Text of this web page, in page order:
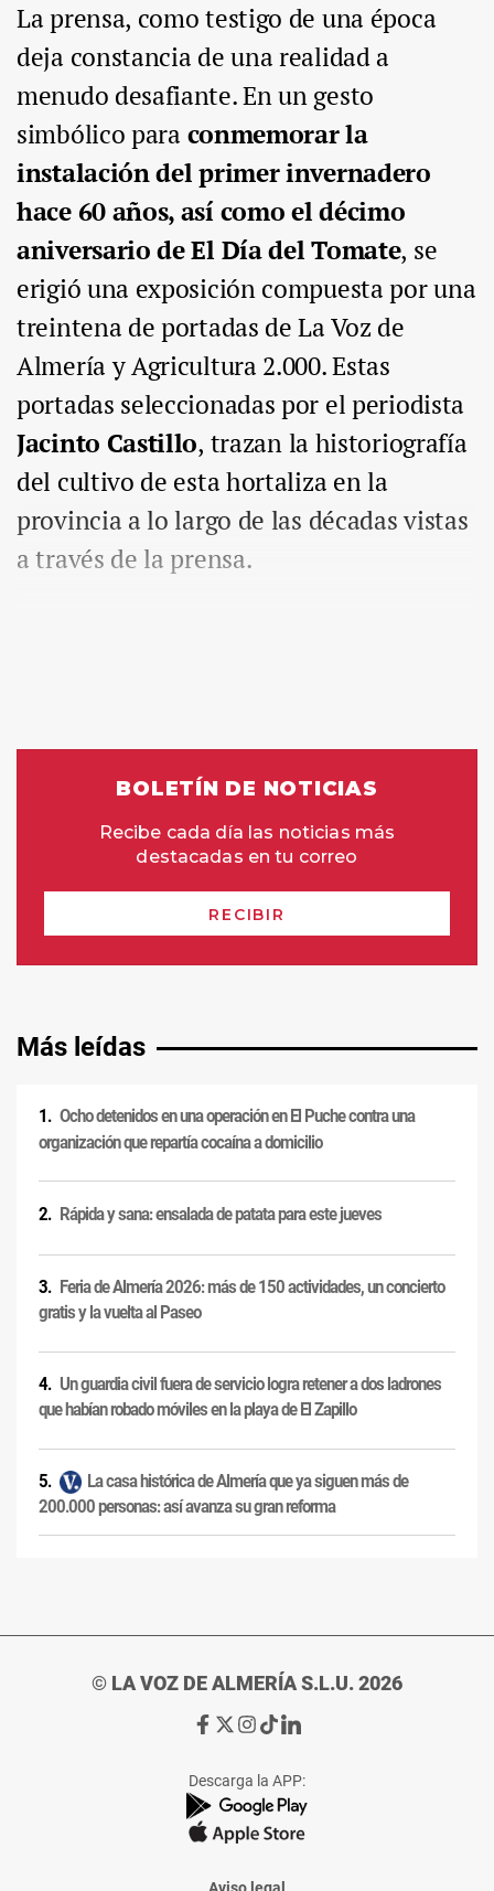
La prensa, como testigo de una época
deja constancia de una realidad a
menudo desafiante. En un gesto
simbólico para conmemorar la
instalación del primer invernadero
hace 60 años, así como el décimo
aniversario de El Día del Tomate, se
erigió una exposición compuesta por una
treintena de portadas de La Voz de
Almería y Agricultura 2.000. Estas
portadas seleccionadas por el periodista
Jacinto Castillo, trazan la historiografía
del cultivo de esta hortaliza en la
provincia a lo largo de las décadas vistas
a través de la prensa.
Más leídas
Ocho detenidos en una operación en El Puche contra una
organización que repartía cocaína a domicilio
Rápida y sana: ensalada de patata para este jueves
Feria de Almería 2026: más de 150 actividades, un concierto
gratis y la vuelta al Paseo
Un guardia civil fuera de servicio logra retener a dos ladrones
que habían robado móviles en la playa de El Zapillo
La casa histórica de Almería que ya siguen más de
200.000 personas: así avanza su gran reforma
© LA VOZ DE ALMERÍA S.L.U. 2026
Ir
de
La
Voz
Almería
Ir
de
La
Voz
Almería
Ir
de
La
Voz
Almería
Ir
de
La
Voz
Almería
Ir
de
La
Voz
Descarga la APP: